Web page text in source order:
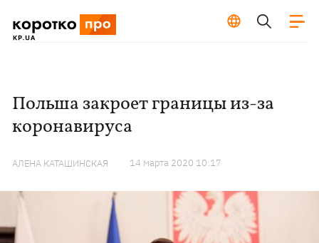
Польша закроет границы из-за
коронавируса
АЛЕНА КАТАШИНСКАЯ 14 марта 2020 10:17